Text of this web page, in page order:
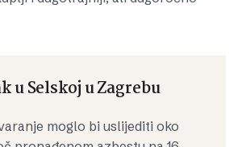
u Selskoj u Zagrebu
moglo bi uslijediti oko